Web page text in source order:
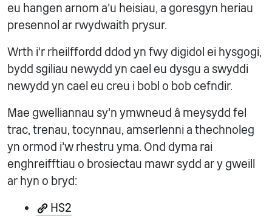
eu hangen arnom a’u heisiau, a goresgyn heriau
presennol ar rwydwaith prysur.
Wrth i’r rheilffordd ddod yn fwy digidol ei hysgogi,
bydd sgiliau newydd yn cael eu dysgu a swyddi
newydd yn cael eu creu i bobl o bob cefndir.
Mae gwelliannau sy'n ymwneud â meysydd fel
trac, trenau, tocynnau, amserlenni a thechnoleg
yn ormod i'w rhestru yma. Ond dyma rai
enghreifftiau o brosiectau mawr sydd ar y gweill
ar hyn o bryd:
HS2